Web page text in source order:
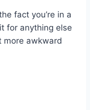
fact you’re in a
for anything else
more awkward